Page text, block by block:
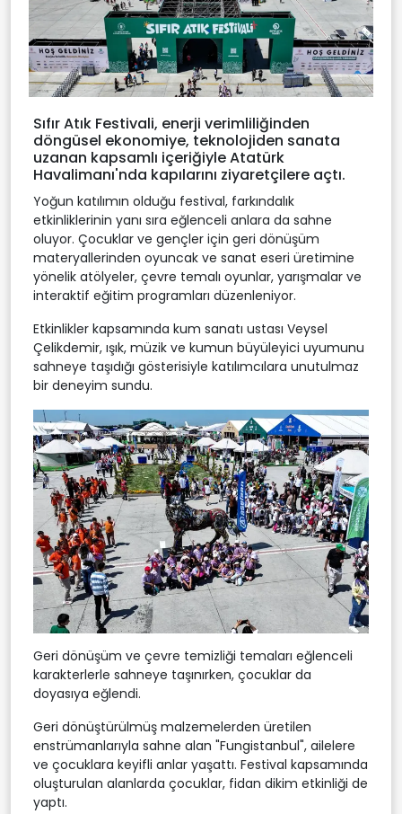
Sıfır Atık Festivali, enerji verimliliğinden
döngüsel ekonomiye, teknolojiden sanata
uzanan kapsamlı içeriğiyle Atatürk
Havalimanı'nda kapılarını ziyaretçilere açtı.
Yoğun katılımın olduğu festival, farkındalık
etkinliklerinin yanı sıra eğlenceli anlara da sahne
oluyor. Çocuklar ve gençler için geri dönüşüm
materyallerinden oyuncak ve sanat eseri üretimine
yönelik atölyeler, çevre temalı oyunlar, yarışmalar ve
interaktif eğitim programları düzenleniyor.
Etkinlikler kapsamında kum sanatı ustası Veysel
Çelikdemir, ışık, müzik ve kumun büyüleyici uyumunu
sahneye taşıdığı gösterisiyle katılımcılara unutulmaz
bir deneyim sundu.
Geri dönüşüm ve çevre temizliği temaları eğlenceli
karakterlerle sahneye taşınırken, çocuklar da
doyasıya eğlendi.
Geri dönüştürülmüş malzemelerden üretilen
enstrümanlarıyla sahne alan "Fungistanbul", ailelere
ve çocuklara keyifli anlar yaşattı. Festival kapsamında
oluşturulan alanlarda çocuklar, fidan dikim etkinliği de
yaptı.